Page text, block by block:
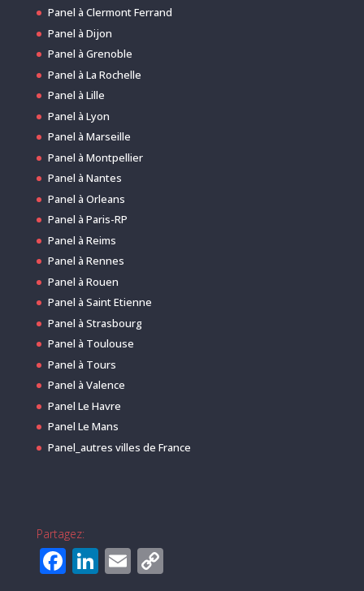
Panel à Clermont Ferrand
Panel à Dijon
Panel à Grenoble
Panel à La Rochelle
Panel à Lille
Panel à Lyon
Panel à Marseille
Panel à Montpellier
Panel à Nantes
Panel à Orleans
Panel à Paris-RP
Panel à Reims
Panel à Rennes
Panel à Rouen
Panel à Saint Etienne
Panel à Strasbourg
Panel à Toulouse
Panel à Tours
Panel à Valence
Panel Le Havre
Panel Le Mans
Panel_autres villes de France
Partagez:
F Li E C